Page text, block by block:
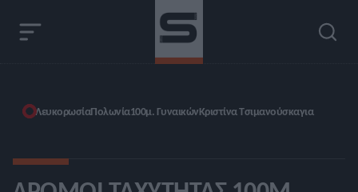
ΛευκορωσίαΠολωνία100μ. ΓυναικώνΚριστίνα Τσιμανούσκαγια